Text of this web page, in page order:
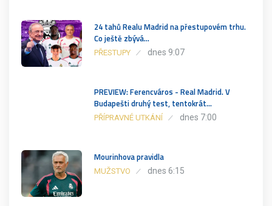
24 tahů Realu Madrid na přestupovém trhu.
Co ještě zbývá…
PŘESTUPY dnes 9:07
PREVIEW: Ferencváros - Real Madrid. V
Budapešti druhý test, tentokrát…
PŘÍPRAVNÉ UTKÁNÍ dnes 7:00
Mourinhova pravidla
MUŽSTVO dnes 6:15